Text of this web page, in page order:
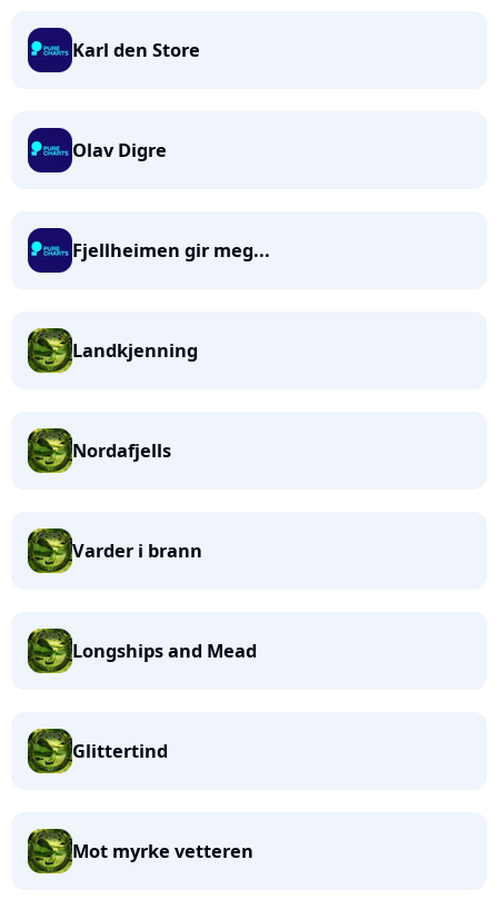
Karl den Store
Olav Digre
Fjellheimen gir meg...
Landkjenning
Nordafjells
Varder i brann
Longships and Mead
Glittertind
Mot myrke vetteren